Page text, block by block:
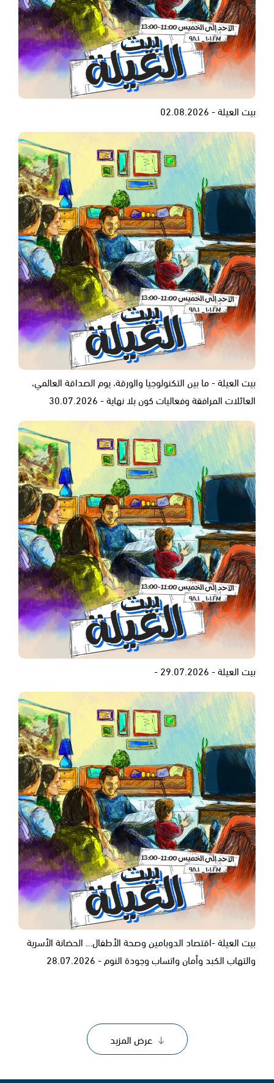
بيت العيلة - 02.08.2026
بيت العيلة - ما بين التكنولوجيا والورقة، يوم الصداقة العالمي،
العائلات المرافقة وفعاليات كون بلا نهاية - 30.07.2026
بيت العيلة - 29.07.2026 -
بيت العيلة -اقتصاد الدوبامين وصحة الأطفال… الحضانة الأسرية
والتهاب الكبد وأمان واتساب وجودة النوم - 28.07.2026
عرض المزيد